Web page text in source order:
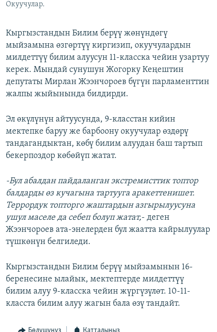
Окуучулар.
Кыргызстандын Билим берүү жөнүндөгү
мыйзамына өзгөртүү киргизип, окуучулардын
милдеттүү билим алуусун 11-класска чейин узартуу
керек. Мындай сунушун Жогорку Кеңештин
депутаты Мирлан Жээнчороев бүгүн парламенттин
жалпы жыйынында билдирди.
Эл өкүлүнүн айтуусунда, 9-класстан кийин
мектепке баруу же барбоону окуучулар өздөрү
тандагандыктан, көбү билим алуудан баш тартып
бекерпоздор көбөйүп жатат.
-Бул абалдан пайдаланган экстремисттик топтор
балдарды өз кучагына тартууга аракеттенишет.
Террордук топторго жаштардын азгырылуусуна
ушул маселе да себеп болуп жатат,- деген
Жээнчороев ата-энелерден бул жаатта кайрылуулар
түшкөнүн белгиледи.
Кыргызстандын Билим берүү мыйзамынын 16-
беренесине ылайык, мектептерде милдеттүү
билим алуу 9-класска чейин жүргүзүлөт. 10-11-
класста билим алуу жагын бала өзү тандайт.